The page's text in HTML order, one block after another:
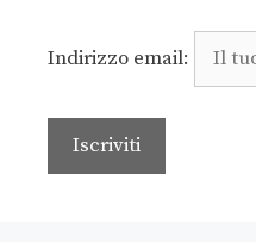
Indirizzo email: